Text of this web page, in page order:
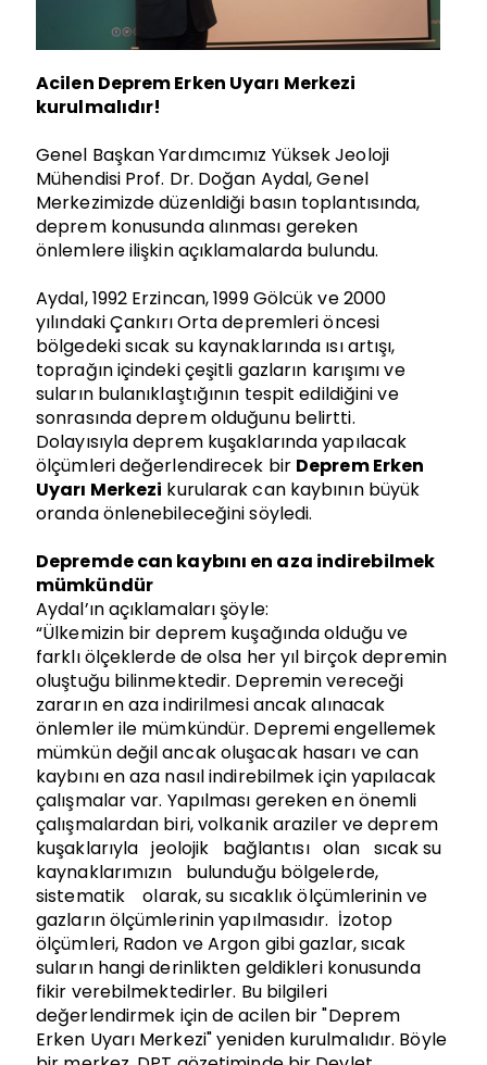
Acilen Deprem Erken Uyarı Merkezi
kurulmalıdır!
Genel Başkan Yardımcımız Yüksek Jeoloji
Mühendisi Prof. Dr. Doğan Aydal, Genel
Merkezimizde düzenldiği basın toplantısında,
deprem konusunda alınması gereken
önlemlere ilişkin açıklamalarda bulundu.
Aydal, 1992 Erzincan, 1999 Gölcük ve 2000
yılındaki Çankırı Orta depremleri öncesi
bölgedeki sıcak su kaynaklarında ısı artışı,
toprağın içindeki çeşitli gazların karışımı ve
suların bulanıklaştığının tespit edildiğini ve
sonrasında deprem olduğunu belirtti.
Dolayısıyla deprem kuşaklarında yapılacak
ölçümleri değerlendirecek bir Deprem Erken
Uyarı Merkezi kurularak can kaybının büyük
oranda önlenebileceğini söyledi.
Depremde can kaybını en aza indirebilmek
mümkündür
Aydal’ın açıklamaları şöyle:
“Ülkemizin bir deprem kuşağında olduğu ve
farklı ölçeklerde de olsa her yıl birçok depremin
oluştuğu bilinmektedir. Depremin vereceği
zararın en aza indirilmesi ancak alınacak
önlemler ile mümkündür. Depremi engellemek
mümkün değil ancak oluşacak hasarı ve can
kaybını en aza nasıl indirebilmek için yapılacak
çalışmalar var. Yapılması gereken en önemli
çalışmalardan biri, volkanik araziler ve deprem
kuşaklarıyla jeolojik bağlantısı olan sıcak su
kaynaklarımızın bulunduğu bölgelerde,
sistematik olarak, su sıcaklık ölçümlerinin ve
gazların ölçümlerinin yapılmasıdır. İzotop
ölçümleri, Radon ve Argon gibi gazlar, sıcak
suların hangi derinlikten geldikleri konusunda
fikir verebilmektedirler. Bu bilgileri
değerlendirmek için de acilen bir "Deprem
Erken Uyarı Merkezi" yeniden kurulmalıdır. Böyle